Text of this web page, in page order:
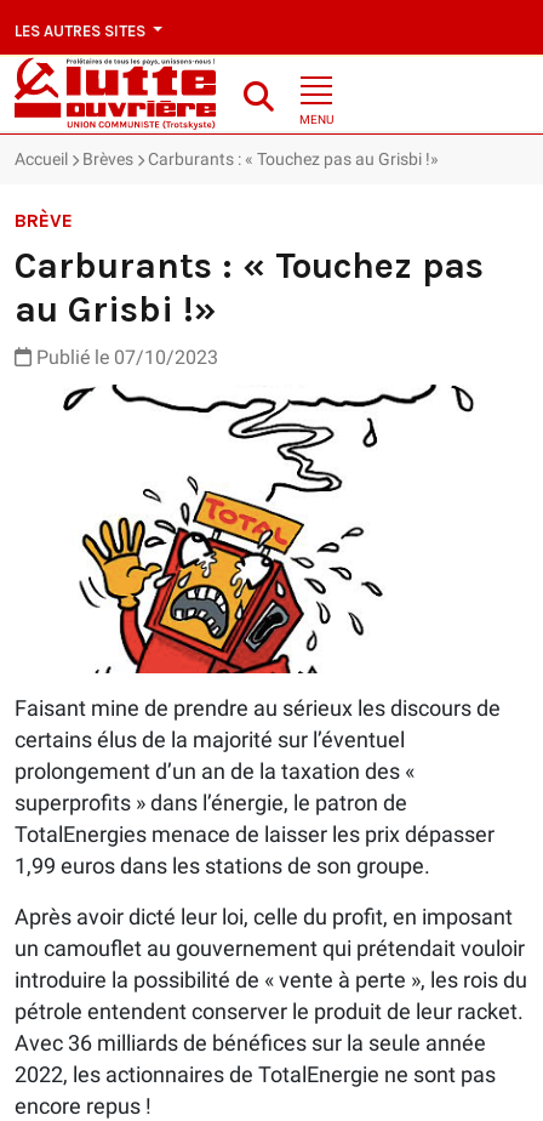
LES AUTRES SITES
MENU
Accueil Brèves Carburants : « Touchez pas au Grisbi !»
BRÈVE
Carburants : « Touchez pas
au Grisbi !»
Publié le 07/10/2023
Faisant mine de prendre au sérieux les discours de
certains élus de la majorité sur l’éventuel
prolongement d’un an de la taxation des «
superprofits » dans l’énergie, le patron de
TotalEnergies menace de laisser les prix dépasser
1,99 euros dans les stations de son groupe.
Après avoir dicté leur loi, celle du profit, en imposant
un camouflet au gouvernement qui prétendait vouloir
introduire la possibilité de « vente à perte », les rois du
pétrole entendent conserver le produit de leur racket.
Avec 36 milliards de bénéfices sur la seule année
2022, les actionnaires de TotalEnergie ne sont pas
encore repus !